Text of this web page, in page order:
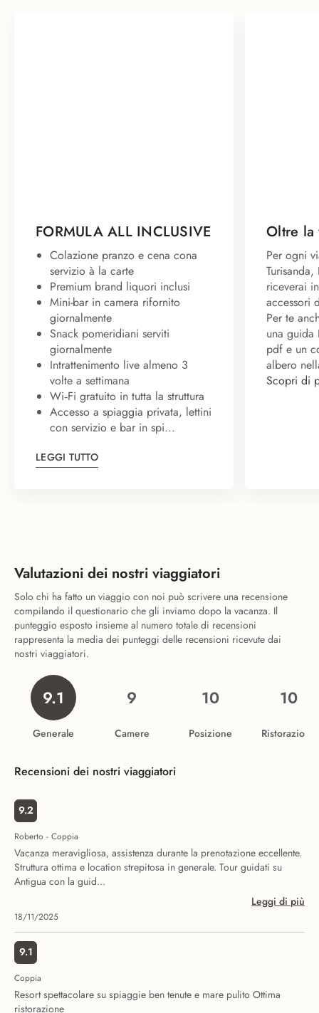
FORMULA ALL INCLUSIVE
Colazione pranzo e cena cona
servizio à la carte
Premium brand liquori inclusi
Mini-bar in camera rifornito
giornalmente
Snack pomeridiani serviti
giornalmente
Intrattenimento live almeno 3
volte a settimana
Wi‑Fi gratuito in tutta la struttura
Accesso a spiaggia privata, lettini
con servizio e bar in spi...
LEGGI TUTTO
Oltre la
Per ogni
riceverai
accessori
Per te
una guida
pdf e un
albero
Scopri di
Valutazioni dei nostri viaggiatori
Solo chi ha fatto un viaggio con noi può scrivere una recensione
compilando il questionario che gli inviamo dopo la vacanza. Il
punteggio esposto insieme al numero totale di recensioni
rappresenta la media dei punteggi delle recensioni ricevute dai
nostri viaggiatori.
9.1
Generale
9
Camere
10
Posizione
10
Ristorazione
Recensioni dei nostri viaggiatori
9.2
Roberto - Coppia
Vacanza meravigliosa, assistenza durante la prenotazione eccellente.
Struttura ottima e location strepitosa in generale. Tour guidati su
Antigua con la guid...
Leggi di più
18/11/2025
9.1
Coppia
Resort spettacolare su spiaggie ben tenute e mare pulito Ottima
ristorazione